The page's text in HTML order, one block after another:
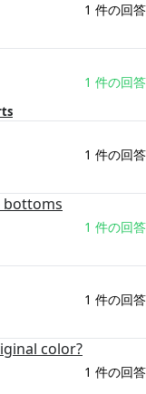
1 件の回答
1 件の回答
1 件の回答
bottoms
1 件の回答
1 件の回答
color?
1 件の回答